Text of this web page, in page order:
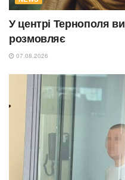
У центрі Тернополя
розмовляє
07.08.2026